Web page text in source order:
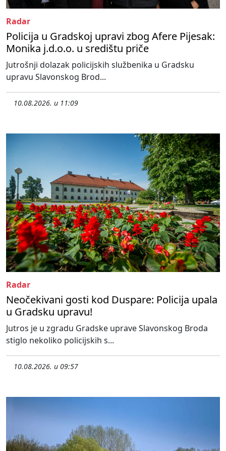
Radar
Policija u Gradskoj upravi zbog Afere Pijesak:
Monika j.d.o.o. u središtu priče
Jutrošnji dolazak policijskih službenika u Gradsku
upravu Slavonskog Brod...
10.08.2026. u 11:09
Radar
Neočekivani gosti kod Duspare: Policija upala
u Gradsku upravu!
Jutros je u zgradu Gradske uprave Slavonskog Broda
stiglo nekoliko policijskih s...
10.08.2026. u 09:57